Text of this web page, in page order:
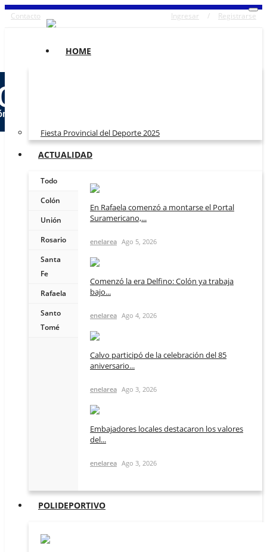
Contacto Ingresar / Registrarse
HOME
Fiesta Provincial del Deporte 2025
ACTUALIDAD
Todo
Colón
Unión
Rosario
Santa
Fe
Rafaela
Santo
Tomé
En Rafaela comenzó a montarse el Portal
Suramericano,...
enelarea Ago 5, 2026
Comenzó la era Delfino: Colón ya trabaja
bajo...
enelarea Ago 4, 2026
Calvo participó de la celebración del 85
aniversario...
enelarea Ago 3, 2026
Embajadores locales destacaron los valores
del...
enelarea Ago 3, 2026
POLIDEPORTIVO